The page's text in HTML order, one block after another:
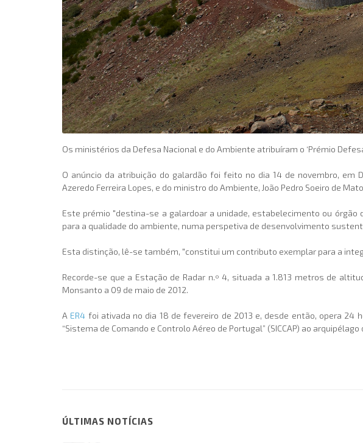
Os ministérios da Defesa Nacional e do Ambiente atribuíram o ‘Prémio
O anúncio da atribuição do galardão foi feito no dia 14 de novembro, em
Azeredo Ferreira Lopes, e do ministro do Ambiente, João Pedro Soeiro de
Este prémio "destina-se a galardoar a unidade, estabelecimento ou
para a qualidade do ambiente, numa perspetiva de desenvolvimento
Esta distinção, lê-se também, "constitui um contributo exemplar para a
Recorde-se que a Estação de Radar n.º 4, situada a 1.813 metros de
Monsanto a 09 de maio de 2012.
A ER4 foi ativada no dia 18 de fevereiro de 2013 e, desde então, opera
“Sistema de Comando e Controlo Aéreo de Portugal” (SICCAP) ao arquipélago
ÚLTIMAS NOTÍCIAS